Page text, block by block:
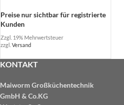
Preise nur sichtbar für registrierte
Kunden
Zzgl. 19% Mehrwertsteuer
zzgl. Versand
KONTAKT
Maiworm Großküchentechnik
GmbH & Co.KG